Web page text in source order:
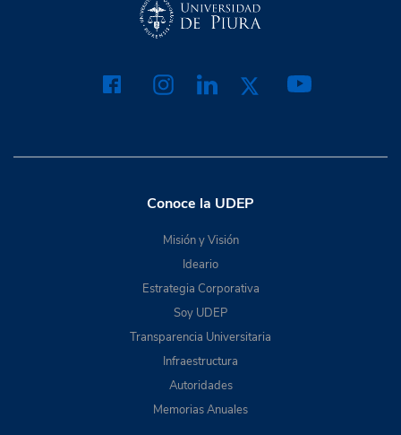
Conoce la UDEP
Misión y Visión
Ideario
Estrategia Corporativa
Soy UDEP
Transparencia Universitaria
Infraestructura
Autoridades
Memorias Anuales